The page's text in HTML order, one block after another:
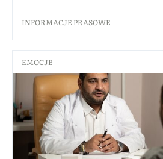
INFORMACJE PRASOWE
EMOCJE